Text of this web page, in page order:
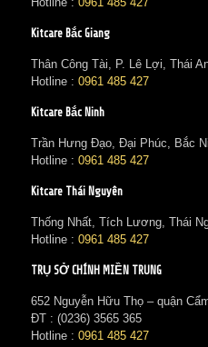
Kitcare Bắc Giang
Thân Công Tài, P. Lê Lợi, Thái
Hotline : 0961 485 427
Kitcare Bắc Ninh
Trần Hưng Đạo, Đại Phúc, Bắc
Hotline : 0961 485 427
Kitcare Thái Nguyên
Thống Nhất, Tích Lương, Thái
Hotline : 0961 485 427
TRỤ SỞ CHÍNH MIỀN TRUNG
652 Nguyễn Hữu Thọ – quận
ĐT : (0236) 3565 365‬
Hotline : 0961 485 427